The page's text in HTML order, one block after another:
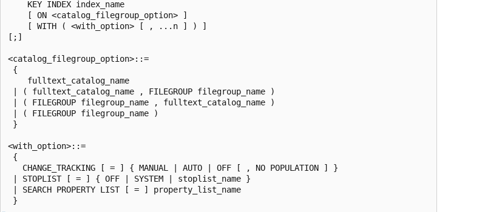
    KEY INDEX index_name
    [ ON <catalog_filegroup_option> ]
    [ WITH ( <with_option> [ , ...n ] ) ]
[;]
<catalog_filegroup_option>::=
{
    fulltext_catalog_name
| ( fulltext_catalog_name , FILEGROUP filegroup_name )
| ( FILEGROUP filegroup_name , fulltext_catalog_name )
| ( FILEGROUP filegroup_name )
}
<with_option>::=
{
   CHANGE_TRACKING [ = ] { MANUAL | AUTO | OFF [ , NO POPULATION ] }
| STOPLIST [ = ] { OFF | SYSTEM | stoplist_name }
| SEARCH PROPERTY LIST [ = ] property_list_name